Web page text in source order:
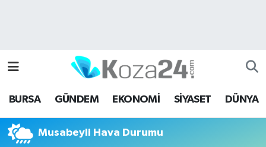
BURSA GÜNDEM EKONOMİ SİYASET DÜNYA
Musabeyli Hava Durumu
Bursa Hava Durumu
Bursa Namaz Vakitleri
Bursa Trafik Yoğunluk Haritası